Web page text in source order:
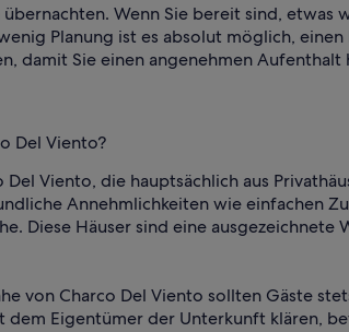
Wenn Sie bereit sind, etwas
Planung ist es absolut möglich,
damit Sie einen angenehmen Aufenthalt
Del Viento?
Viento, die hauptsächlich aus
Annehmlichkeiten wie einfachen
Diese Häuser sind eine ausgezeichnete
von Charco Del Viento sollten Gäste
Eigentümer der Unterkunft klären,